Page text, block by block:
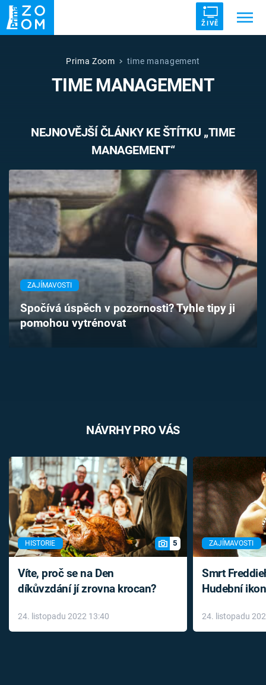
ŽIVĚ
ZRÁDCI UFO DRUHÁ SVĚTOVÁ VÁLKA
VETŘELCI DÁVNOVĚKU
Témata
Pořady
TV Program
Časopis
Sledujte prima+
Prima Zoom time management
TIME MANAGEMENT
NEJNOVĚJŠÍ ČLÁNKY KE ŠTÍTKU „TIME
MANAGEMENT“
ZAJÍMAVOSTI
Spočívá úspěch v pozornosti? Tyhle tipy ji
pomohou vytrénovat
NÁVRHY PRO VÁS
HISTORIE 5
Víte, proč se na Den
díkůvzdání jí zrovna krocan?
24. listopadu 2022 13:40
ZAJÍMAVOSTI
Smrt
Hudební
léky
24. listopadu